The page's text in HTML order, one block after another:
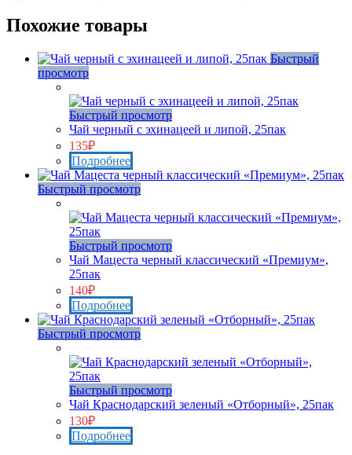
Похожие товары
Быстрый
просмотр
Быстрый просмотр
Чай черный с эхинацеей и липой, 25пак
135₽
Подробнее
Быстрый просмотр
Быстрый просмотр
Чай Мацеста черный классический «Премиум»,
25пак
140₽
Подробнее
Быстрый просмотр
Быстрый просмотр
Чай Краснодарский зеленый «Отборный», 25пак
130₽
Подробнее